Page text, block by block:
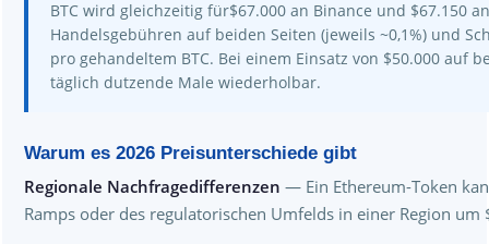
BTC wird gleichzeitig für$67.000 an Binance und $67.150
Handelsgebühren auf beiden Seiten (jeweils ~0,1%) und
pro gehandeltem BTC. Bei einem Einsatz von $50.000 auf
täglich dutzende Male wiederholbar.
Warum es 2026 Preisunterschiede gibt
Regionale Nachfragedifferenzen — Ein Ethereum-Token
Ramps oder des regulatorischen Umfelds in einer Region